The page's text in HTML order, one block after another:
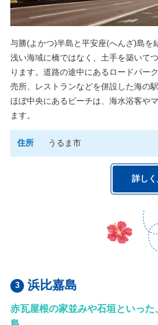
与勝(よかつ)半島と平安座(へんざ)島を
浅い海域に橋ではなく、土手を築いて
ります。道路の途中にあるロードパー
売所、レストランなどを併設した海の
ほぼ中央にあるビーチは、海水浴客や
ます。
住所 うるま市
詳しく
浜比嘉島
赤瓦屋根の家並みや石垣といっ